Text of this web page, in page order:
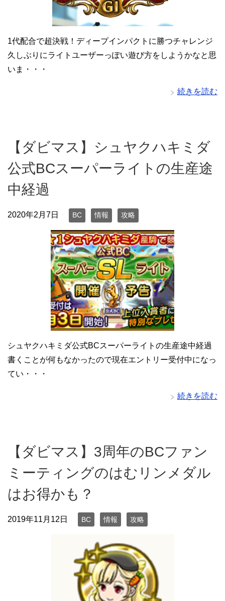
1代配合で超決戦！ディープインパクトに勝つチャレンジ
久しぶりにライトユーザーっぽい遊び方をしようかなと思
いま・・・
続きを読む
【ダビマス】シュヤクハキミダ
公式BCスーパーライトの生産途
中経過
2020年2月7日 BC 情報 攻略
シュヤクハキミダ公式BCスーパーライトの生産途中経過
書くことが何もなかったので現在エントリー受付中になっ
てい・・・
続きを読む
【ダビマス】3周年のBCファン
ミーティングのはむリンメダル
はお得かも？
2019年11月12日 BC 情報 攻略